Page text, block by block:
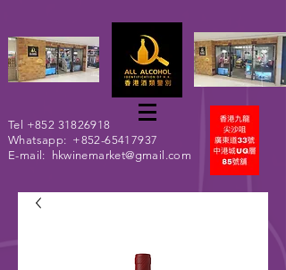
Tel +852 31826918
Whatsapp: +852-65417937
E-mail: hkwinemarket@gmail.com